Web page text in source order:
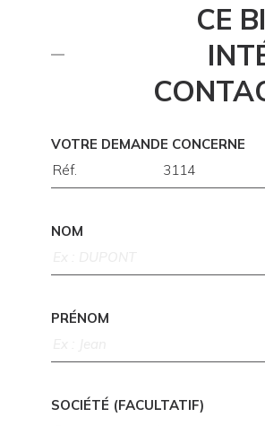
CE
VOTRE DEMANDE CONCERNE
NOM
PRÉNOM
SOCIÉTÉ (FACULTATIF)